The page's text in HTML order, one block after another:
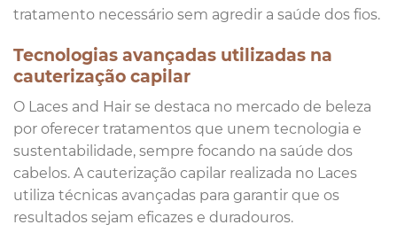
tratamento necessário sem agredir a saúde dos fios.
Tecnologias avançadas utilizadas na
cauterização capilar
O Laces and Hair se destaca no mercado de beleza
por oferecer tratamentos que unem tecnologia e
sustentabilidade, sempre focando na saúde dos
cabelos. A cauterização capilar realizada no Laces
utiliza técnicas avançadas para garantir que os
resultados sejam eficazes e duradouros.